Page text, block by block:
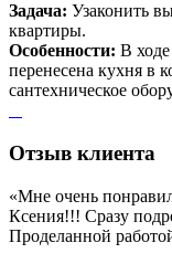
Задача: Узаконить
квартиры.
Особенности: В
перенесена кухня в
сантехническое
Отзыв клиента
«Мне очень
Ксения!!! Сразу
Проделанной